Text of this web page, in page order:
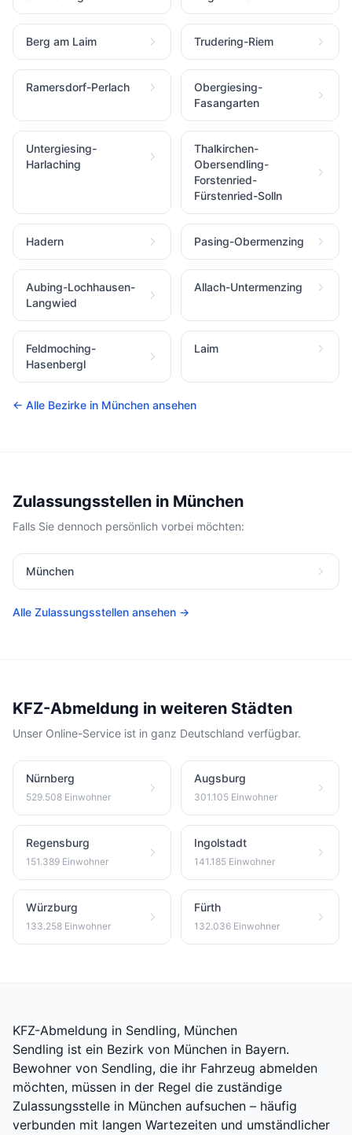
Berg am Laim Trudering-Riem
Ramersdorf-Perlach
Obergiesing-
Fasangarten
Untergiesing-
Harlaching
Thalkirchen-
Obersendling-
Forstenried-
Fürstenried-Solln
Hadern Pasing-Obermenzing
Aubing-Lochhausen-
Langwied
Allach-Untermenzing
Feldmoching-
Hasenbergl
Laim
← Alle Bezirke in München ansehen
Zulassungsstellen in München
Falls Sie dennoch persönlich vorbei möchten:
München
Alle Zulassungsstellen ansehen →
KFZ-Abmeldung in weiteren Städten
Unser Online-Service ist in ganz Deutschland verfügbar.
Nürnberg
529.508 Einwohner
Augsburg
301.105 Einwohner
Regensburg
151.389 Einwohner
Ingolstadt
141.185 Einwohner
Würzburg
133.258 Einwohner
Fürth
132.036 Einwohner
KFZ-Abmeldung in Sendling, München
Sendling ist ein Bezirk von München in Bayern.
Bewohner von Sendling, die ihr Fahrzeug abmelden
möchten, müssen in der Regel die zuständige
Zulassungsstelle in München aufsuchen – häufig
verbunden mit langen Wartezeiten und umständlicher